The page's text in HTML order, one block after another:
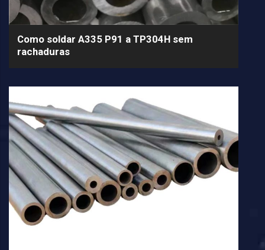
Como soldar A335 P91 a TP304H sem
rachaduras